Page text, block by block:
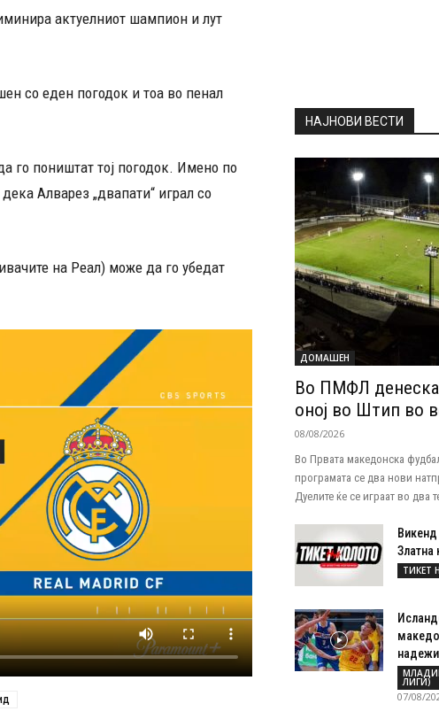
актуелниот шампион и лут
со еден погодок и тоа во пенал
го поништат тој погодок. Имено по
Алварез „двапати“ играл со
на Реал) може да го убедат
НАЈНОВИ ВЕСТИ
ДОМАШЕН
Во ПМФЛ денеска
оној во Штип во
08/08/2026
Во Првата македонска
програмата се два нови
Дуелите ќе се играат во два
Златна
ТИКЕТ
ЛИГИ)
07/08/